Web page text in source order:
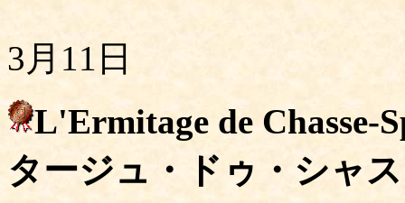
3月11日
L'Ermitage de Chasse-
タージュ・ドゥ・シャ